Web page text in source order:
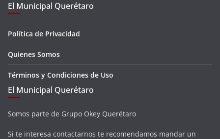
El Municipal Querétaro
Política de Privacidad
Quienes Somos
Términos y Condiciones de Uso
El Municipal Querétaro
Somos parte de Grupo Okey Querétaro
Si te interesa contactarnos te recomendamos mandar un